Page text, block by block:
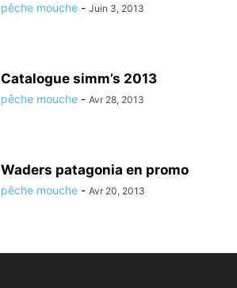
pêche mouche - Juin 3, 2013
Catalogue simm’s 2013
pêche mouche - Avr 28, 2013
Waders patagonia en promo
pêche mouche - Avr 20, 2013